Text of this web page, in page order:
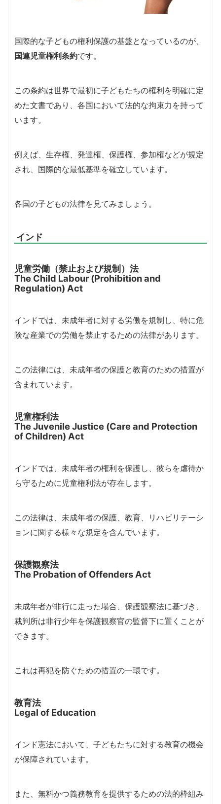
国際的な子どもの権利保護の基盤となっているのが、
国連児童権利条約です。
この条約は世界で最初に子どもたちの権利を明確に定
めた文書であり、各国において法的な拘束力を持って
います。
例えば、生存権、発達権、保護権、参加権などが規定
され、国際的な最低基準を確立しています。
各国の子どもの法律を見てみましょう。
インド
児童労働（禁止および規制）法
The Child Labour (Prohibition and
Regulation) Act
インドでは、未成年者に対する労働を規制し、特に危
険な産業での労働を禁止するための法律があります。
この法律には、未成年者の保護と教育のための措置が
含まれています。
児童権利法
The Juvenile Justice (Care and Protection
of Children) Act
インドでは、未成年者の権利を保護し、彼らを虐待か
ら守るために児童権利法が存在します。
この法律は、未成年者の保護、教育、リハビリテーシ
ョンに関する様々な規定を含んでいます。
保護観察法
The Probation of Offenders Act
未成年者が非行に走った場合、保護観察法に基づき、
裁判所は非行少年を保護観察官の監督下に置くことが
できます。
これは再犯を防ぐための措置の一環です。
教育法
Legal of Education
インド憲法において、子どもたちに対する教育の機会
が保障されています。
また、無料かつ義務教育を提供するための法的枠組み